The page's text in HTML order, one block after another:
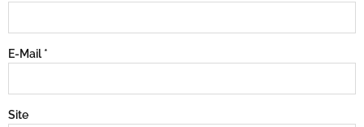
E-Mail *
Site